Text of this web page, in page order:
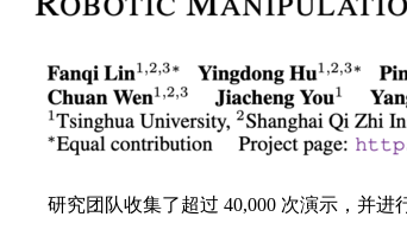
研究团队收集了超过 40,000 次演示，并进行